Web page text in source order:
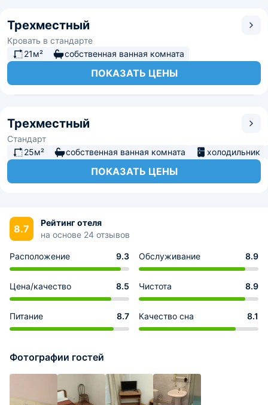
Трехместный
Кровать в стандарте
21м²
собственная ванная комната
ПОКАЗАТЬ ЦЕНЫ
Трехместный
Стандарт
25м²
собственная ванная комната холодильник
ПОКАЗАТЬ ЦЕНЫ
8.7
Рейтинг отеля
на основе 24 отзывов
Расположение 9.3 Обслуживание 8.9
Цена/качество 8.5 Чистота 8.9
Питание 8.7 Качество сна 8.1
Фотографии гостей